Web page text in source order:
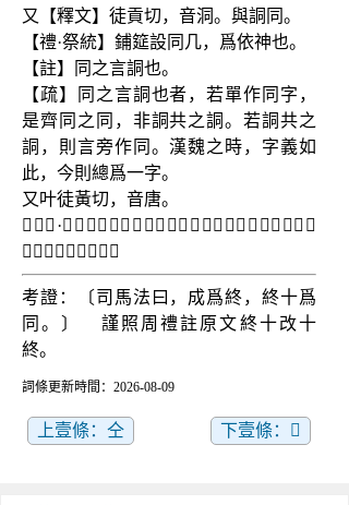
又【釋文】徒貢切，音洞。與詷同。
【禮·祭統】鋪筵設同几，爲依神也。
【註】同之言詷也。
【疏】同之言詷也者，若單作同字，
是齊同之同，非詷共之詷。若詷共之
詷，則言旁作同。漢魏之時，字義如
此，今則總爲一字。
又叶徒黃切，音唐。
【𨻰琳·答客難】六合咸熙，九州來同。倒載干戈，放馬華
陽。①字作北下𤰞。
考證：〔司馬法曰，成爲終，終十爲
同。〕　謹照周禮註原文終十改十
終。
詞條更新時間：2026-08-09
上壹條：仝 下壹條：𠩁